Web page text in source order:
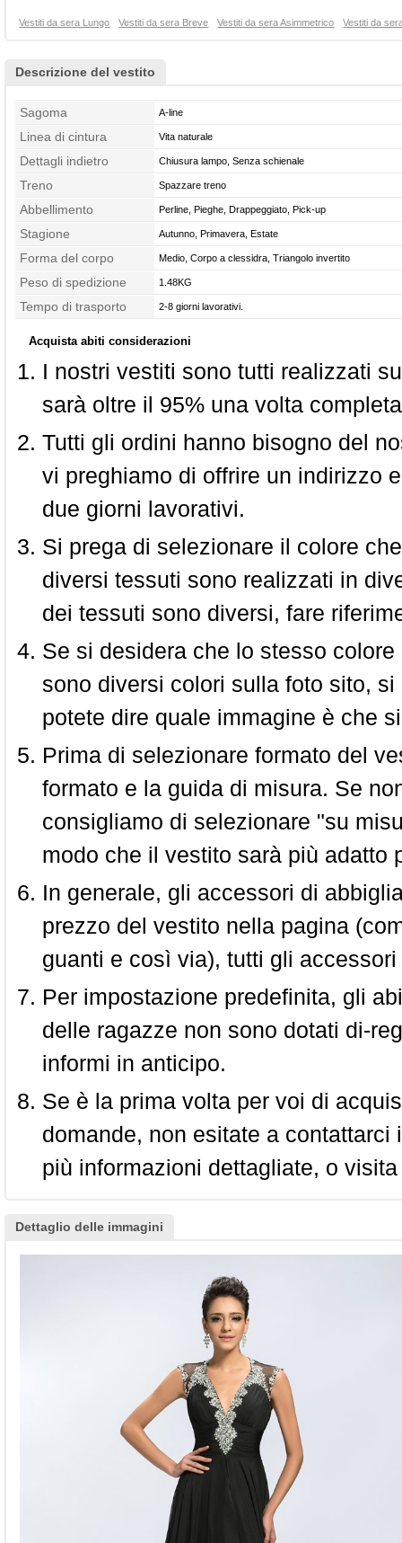
Vestiti da sera Lungo Vestiti da sera Breve Vestiti da sera Asimmetrico Vestiti da
Descrizione del vestito
Sagoma A-line
Linea di cintura Vita naturale
Dettagli indietro Chiusura lampo, Senza schienale
Treno Spazzare treno
Abbellimento Perline, Pieghe, Drappeggiato, Pick-up
Stagione Autunno, Primavera, Estate
Forma del corpo Medio, Corpo a clessidra, Triangolo invertito
Peso di spedizione 1.48KG
Tempo di trasporto 2-8 giorni lavorativi.
Acquista abiti considerazioni
I nostri vestiti sono tutti realizzati
sarà oltre il 95% una volta
Tutti gli ordini hanno bisogno del
vi preghiamo di offrire un indirizzo
due giorni lavorativi.
Si prega di selezionare il colore
diversi tessuti sono realizzati in
dei tessuti sono diversi, fare
Se si desidera che lo stesso
sono diversi colori sulla foto sito,
potete dire quale immagine è che
Prima di selezionare formato del
formato e la guida di misura. Se
consigliamo di selezionare "su
modo che il vestito sarà più adatto
In generale, gli accessori di
prezzo del vestito nella pagina
guanti e così via), tutti gli
Per impostazione predefinita, gli
delle ragazze non sono dotati di-
informi in anticipo.
Se è la prima volta per voi di
domande, non esitate a
più informazioni dettagliate, o
Dettaglio delle immagini